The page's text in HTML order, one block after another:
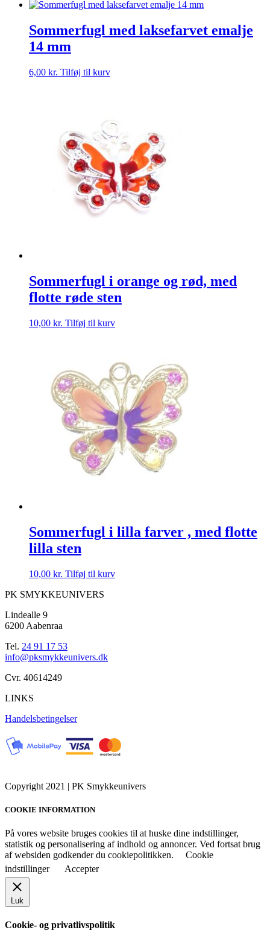
Sommerfugl med laksefarvet emalje
14 mm
6,00 kr. Tilføj til kurv
Sommerfugl i orange og rød, med
flotte røde sten
10,00 kr. Tilføj til kurv
Sommerfugl i lilla farver , med flotte
lilla sten
10,00 kr. Tilføj til kurv
PK SMYKKEUNIVERS
Lindealle 9
6200 Aabenraa
Tel. 24 91 17 53
info@pksmykkeunivers.dk
Cvr. 40614249
LINKS
Handelsbetingelser
Copyright 2021 | PK Smykkeunivers
COOKIE INFORMATION
På vores website bruges cookies til at huske dine indstillinger,
statistik og personalisering af indhold og annoncer. Ved fortsat brug
af websiden godkender du cookiepolitikken.
Cookie
indstillinger
Accepter
Luk
Cookie- og privatlivspolitik